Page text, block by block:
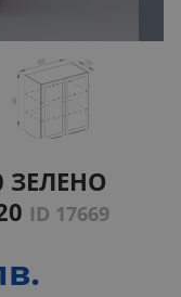
ЗЕЛЕНО
ID 17669